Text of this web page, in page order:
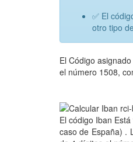
✅ El
otro tipo
El Código
el número 1508,
El código Iban
caso de España) .